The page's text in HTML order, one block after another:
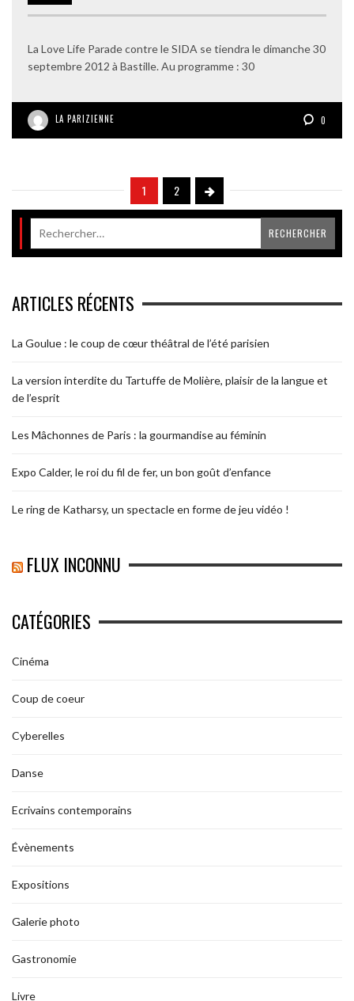
La Love Life Parade contre le SIDA se tiendra le dimanche 30
septembre 2012 à Bastille. Au programme : 30
LA PARIZIENNE 0
1 2
ARTICLES RÉCENTS
La Goulue : le coup de cœur théâtral de l’été parisien
La version interdite du Tartuffe de Molière, plaisir de la langue et
de l’esprit
Les Mâchonnes de Paris : la gourmandise au féminin
Expo Calder, le roi du fil de fer, un bon goût d’enfance
Le ring de Katharsy, un spectacle en forme de jeu vidéo !
FLUX INCONNU
CATÉGORIES
Cinéma
Coup de coeur
Cyberelles
Danse
Ecrivains contemporains
Évènements
Expositions
Galerie photo
Gastronomie
Livre